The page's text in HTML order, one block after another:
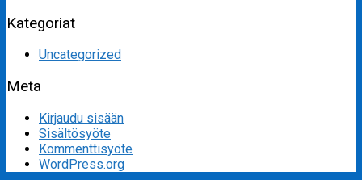
Kategoriat
Uncategorized
Meta
Kirjaudu sisään
Sisältösyöte
Kommenttisyöte
WordPress.org